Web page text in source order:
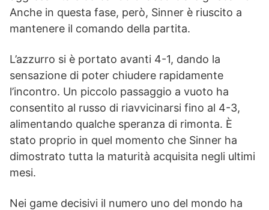
Anche in questa fase, però, Sinner è riuscito a
mantenere il comando della partita.
L’azzurro si è portato avanti 4-1, dando la
sensazione di poter chiudere rapidamente
l’incontro. Un piccolo passaggio a vuoto ha
consentito al russo di riavvicinarsi fino al 4-3,
alimentando qualche speranza di rimonta. È
stato proprio in quel momento che Sinner ha
dimostrato tutta la maturità acquisita negli ultimi
mesi.
Nei game decisivi il numero uno del mondo ha